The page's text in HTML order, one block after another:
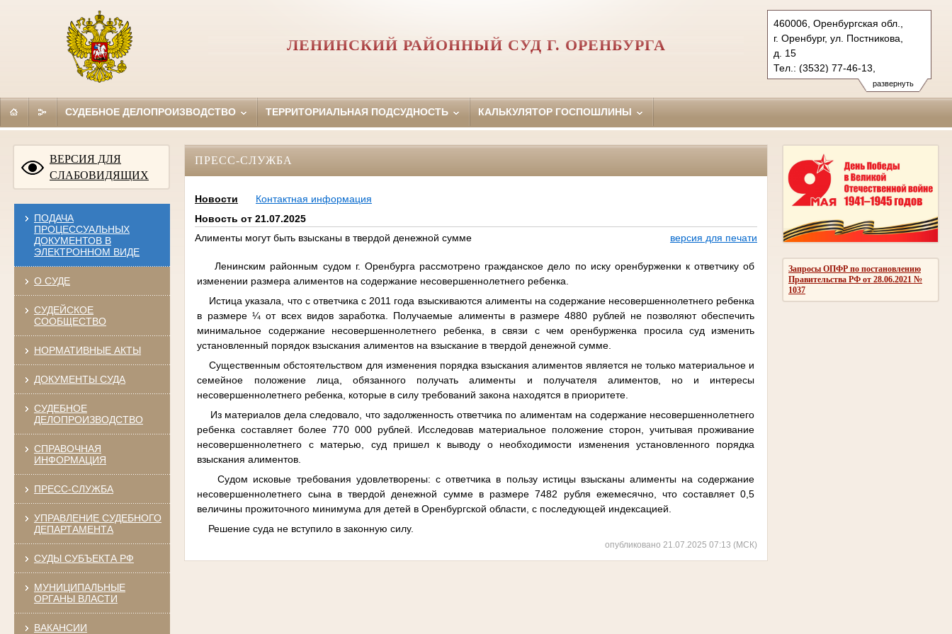
развернуть
460006, Оренбургская обл.,
г. Оренбург, ул. Постникова,
д. 15
Тел.: (3532) 77-46-13,
(3532) 77-47-30, (3532) 77-45-
90 (ф.)
ЛЕНИНСКИЙ РАЙОННЫЙ СУД Г. ОРЕНБУРГА
СУДЕБНОЕ ДЕЛОПРОИЗВОДСТВО ТЕРРИТОРИАЛЬНАЯ ПОДСУДНОСТЬ КАЛЬКУЛЯТОР ГОСПОШЛИНЫ
ВЕРСИЯ ДЛЯ
СЛАБОВИДЯЩИХ
ПОДАЧА
ПРОЦЕССУАЛЬНЫХ
ДОКУМЕНТОВ В
ЭЛЕКТРОННОМ ВИДЕ
О СУДЕ
СУДЕЙСКОЕ
СООБЩЕСТВО
НОРМАТИВНЫЕ АКТЫ
ДОКУМЕНТЫ СУДА
СУДЕБНОЕ
ДЕЛОПРОИЗВОДСТВО
СПРАВОЧНАЯ
ИНФОРМАЦИЯ
ПРЕСС-СЛУЖБА
УПРАВЛЕНИЕ СУДЕБНОГО
ДЕПАРТАМЕНТА
СУДЫ СУБЪЕКТА РФ
МУНИЦИПАЛЬНЫЕ
ОРГАНЫ ВЛАСТИ
ВАКАНСИИ
Запросы ОПФР по постановлению
Правительства РФ от 28.06.2021 №
1037
ПРЕСС-СЛУЖБА
Новости
Контактная информация
Новость от 21.07.2025
Алименты могут быть взысканы в твердой денежной сумме
версия для печати
Ленинским районным судом г. Оренбурга рассмотрено гражданское дело по иску оренбурженки к ответчику об
изменении размера алиментов на содержание несовершеннолетнего ребенка.
Истица указала, что с ответчика с 2011 года взыскиваются алименты на содержание несовершеннолетнего ребенка
в размере ¼ от всех видов заработка. Получаемые алименты в размере 4880 рублей не позволяют обеспечить
минимальное содержание несовершеннолетнего ребенка, в связи с чем оренбурженка просила суд изменить
установленный порядок взыскания алиментов на взыскание в твердой денежной сумме.
Существенным обстоятельством для изменения порядка взыскания алиментов является не только материальное и
семейное положение лица, обязанного получать алименты и получателя алиментов, но и интересы
несовершеннолетнего ребенка, которые в силу требований закона находятся в приоритете.
Из материалов дела следовало, что задолженность ответчика по алиментам на содержание несовершеннолетнего
ребенка составляет более 770 000 рублей. Исследовав материальное положение сторон, учитывая проживание
несовершеннолетнего с матерью, суд пришел к выводу о необходимости изменения установленного порядка
взыскания алиментов.
Судом исковые требования удовлетворены: с ответчика в пользу истицы взысканы алименты на содержание
несовершеннолетнего сына в твердой денежной сумме в размере 7482 рубля ежемесячно, что составляет 0,5
величины прожиточного минимума для детей в Оренбургской области, с последующей индексацией.
Решение суда не вступило в законную силу.
опубликовано 21.07.2025 07:13 (МСК)